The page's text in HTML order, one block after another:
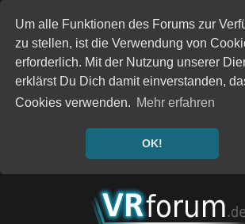
Um alle Funktionen des Forums zur
zu stellen, ist die Verwendung von
erforderlich. Mit der Nutzung unserer
erklärst Du Dich damit einverstanden,
Cookies verwenden. Mehr erfahren
OK!